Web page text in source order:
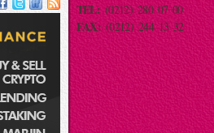
TEL: (0212) 280 07 00
FAX: (0212) 244 13 32